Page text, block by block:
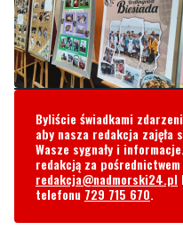
Byliście świadkami
aby nasza redakcja zajęła
Wasze sygnały i
redakcją za
redakcja@nadmorski24.pl
telefonu 729 715 670.